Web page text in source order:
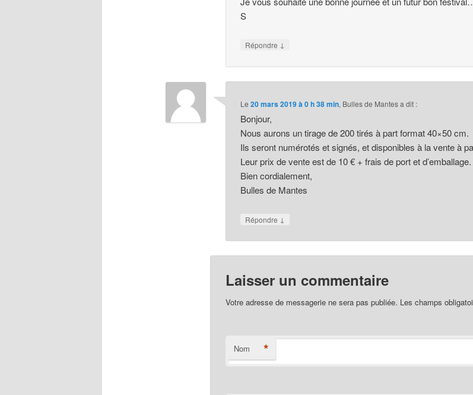
S
Répondre ↓
Le20 mars 2019 à 0 h 38 min, Bulles de Mantesa dit :
Bonjour,
Nous aurons un tirage de 200 tirés à part format 40×50 cm.
Ils seront numérotés et signés, et disponibles à la vente à
Leur prix de vente est de 10 € + frais de port et d’emballage.
Bien cordialement,
Bulles de Mantes
Répondre ↓
Laisser un commentaire
Votre adresse de messagerie ne sera pas publiée. Les champs
Nom *